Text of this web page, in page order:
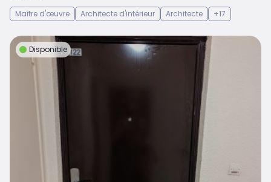
Maître d'œuvre
Architecte d'intérieur Architecte +17
Disponible